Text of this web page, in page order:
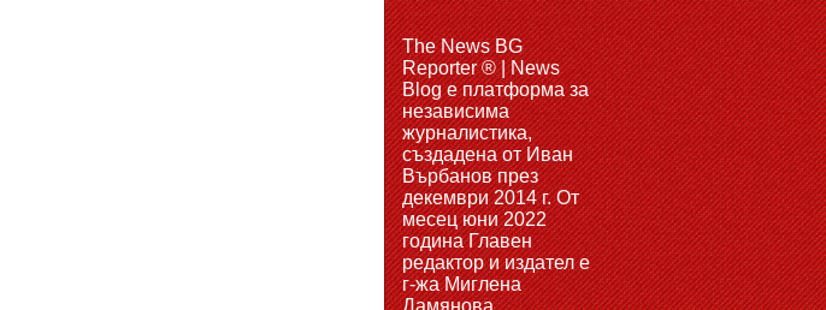
The News BG
Reporter ® | News
Blog e платформа за
независима
журналистика,
създадена от Иван
Върбанов през
декември 2014 г. От
месец юни 2022
година Главен
редактор и издател е
г-жа Миглена
Дамянова.